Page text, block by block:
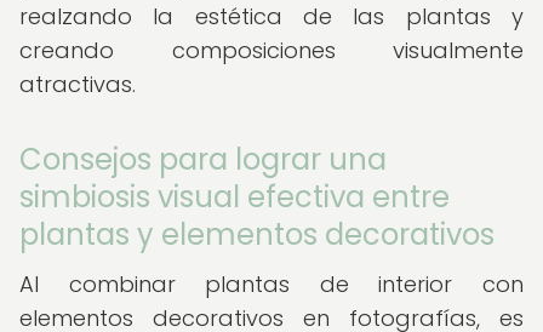
realzando la estética de las plantas y
creando composiciones visualmente
atractivas.
Consejos para lograr una
simbiosis visual efectiva entre
plantas y elementos decorativos
Al combinar plantas de interior con
elementos decorativos en fotografías, es